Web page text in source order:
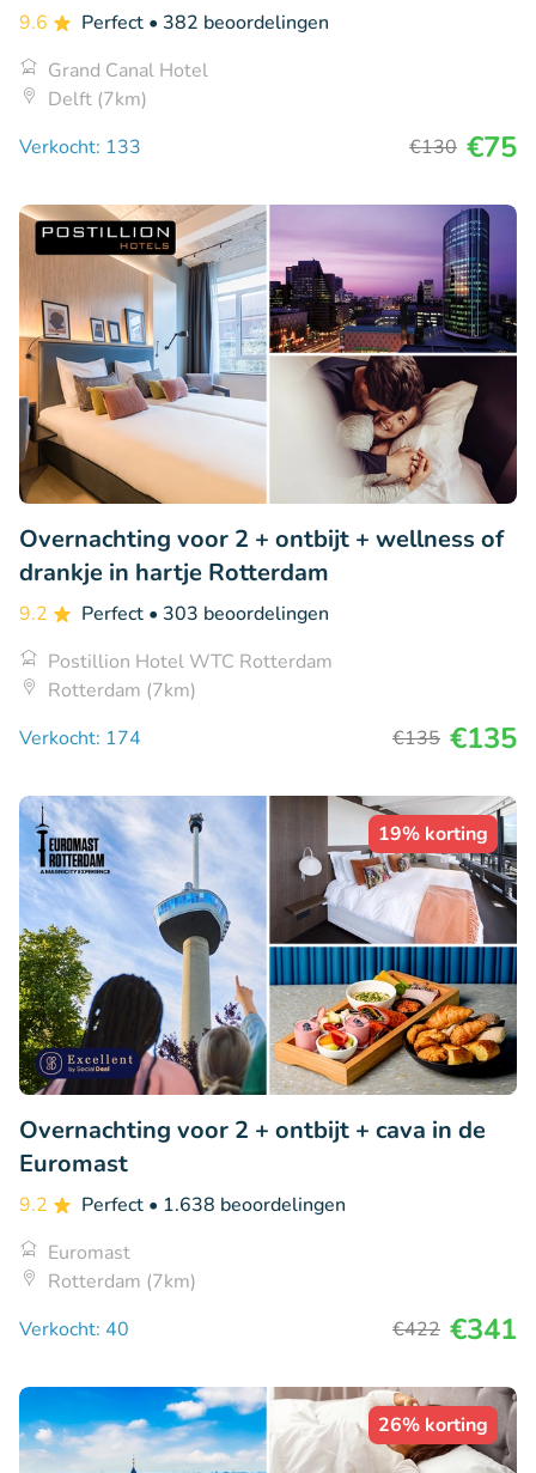
9.6 Perfect • 382 beoordelingen
Grand Canal Hotel
Delft (7km)
Verkocht: 133
€130 €75
Overnachting voor 2 + ontbijt + wellness of
drankje in hartje Rotterdam
9.2 Perfect • 303 beoordelingen
Postillion Hotel WTC Rotterdam
Rotterdam (7km)
Verkocht: 174
€135 €135
19% korting
Overnachting voor 2 + ontbijt + cava in de
Euromast
9.2 Perfect • 1.638 beoordelingen
Euromast
Rotterdam (7km)
Verkocht: 40
€422 €341
26% korting